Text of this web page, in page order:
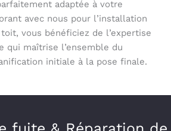
adaptée à votre
avec nous pour l’installation
vous bénéficiez de l’expertise
qui maîtrise l’ensemble du
initiale à la pose finale.